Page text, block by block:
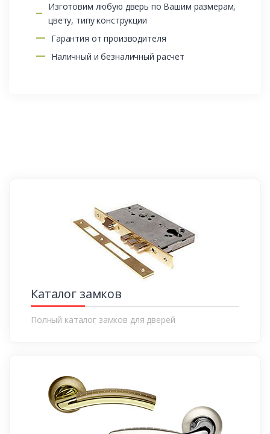
Изготовим любую дверь по Вашим размерам,
цвету, типу конструкции
Гарантия от производителя
Наличный и безналичный расчет
Каталог замков
Полный каталог замков для дверей